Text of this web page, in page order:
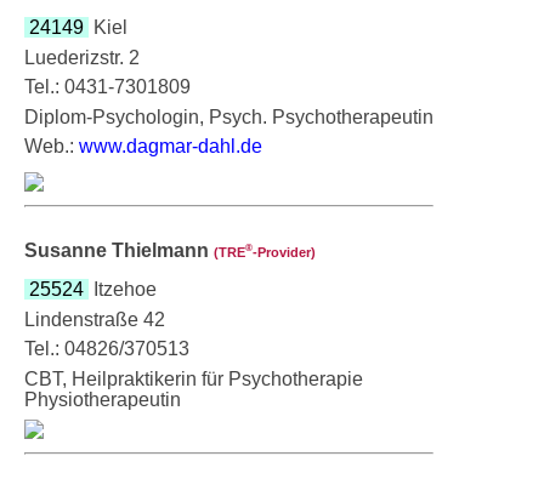
24149 Kiel
Luederizstr. 2
Tel.: 0431-7301809
Diplom-Psychologin, Psych. Psychotherapeutin
Web.: www.dagmar-dahl.de
Susanne Thielmann (TRE®‑Provider)
25524
Itzehoe
Lindenstraße 42
Tel.: 04826/370513
CBT, Heilpraktikerin für Psychotherapie
Physiotherapeutin